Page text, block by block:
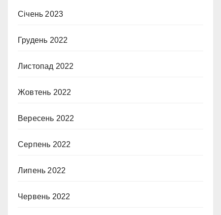
Січень 2023
Грудень 2022
Листопад 2022
Жовтень 2022
Вересень 2022
Серпень 2022
Липень 2022
Червень 2022